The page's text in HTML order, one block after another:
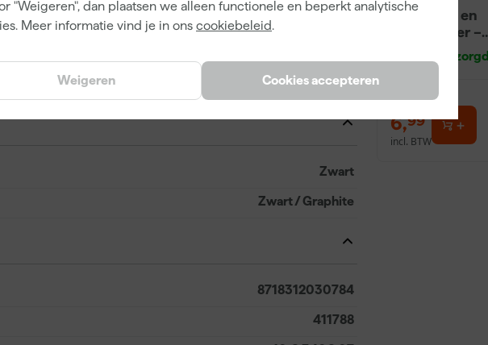
"Weigeren", dan plaatsen we alleen functionele en beperkt analytische
Meer informatie vind je in ons cookiebeleid.
Cookies accepteren
Weigeren Polo
Zwart
Zwart / Graphite
8718312030784
411788
Ontvetter en
Verfreiniger –
Morgen bezorgd
6,99
incl. BTW